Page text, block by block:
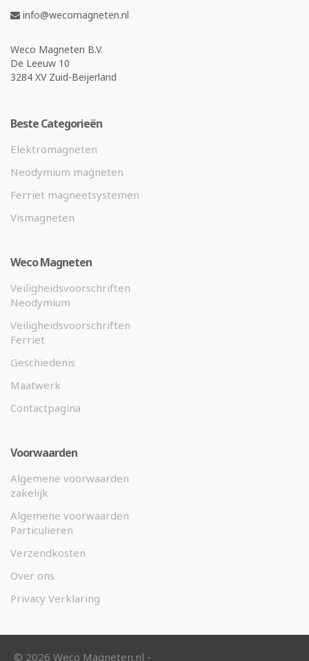
info@wecomagneten.nl
Weco Magneten B.V.
De Leeuw 10
3284 XV Zuid-Beijerland
Beste Categorieën
Elektromagneten
Neodymium magneten
Ferriet magneetsystemen
Vismagneten
Weco Magneten
Veiligheidsvoorschriften
Neodymium
Veiligheidsvoorschriften
Ferriet
Geschiedenis
Maatwerk
Contactpagina
Voorwaarden
Algemene voorwaarden
zakelijk
Algemene voorwaarden
Particulieren
Verzendkosten
Over ons
Privacy Verklaring
© 2026 Weco Magneten.nl -